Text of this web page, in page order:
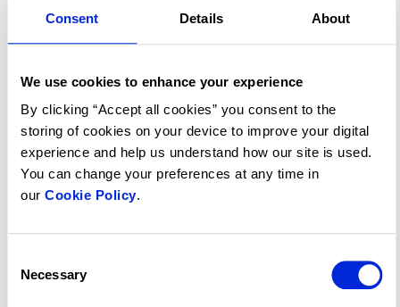
Consent Details About
We use cookies to enhance your experience
By clicking “Accept all cookies” you consent to the
storing of cookies on your device to improve your digital
experience and help us understand how our site is used.
You can change your preferences at any time in
our Cookie Policy.
Selection
Necessary
Partie 3 - Estimation foncière :
Continue reading